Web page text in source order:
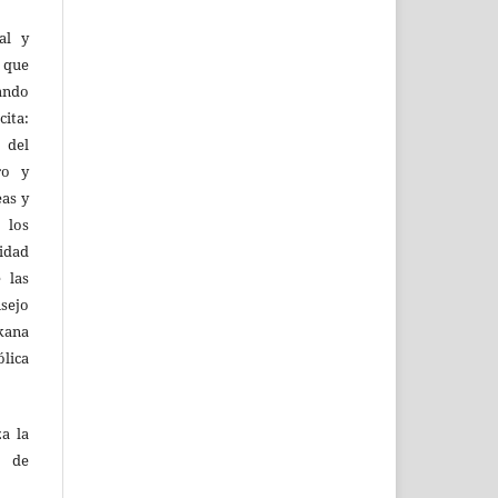
y
del
y
y
los
las
la
de